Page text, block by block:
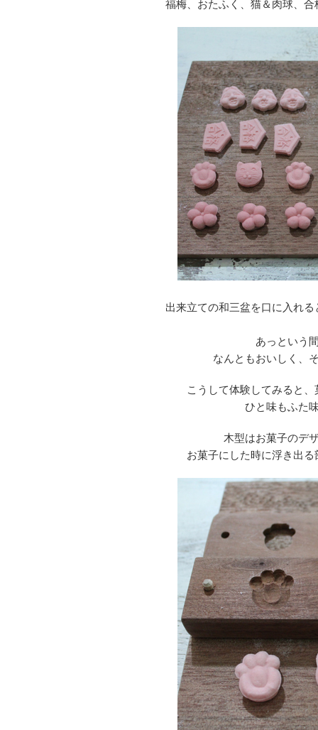
福梅、おたふく、猫＆肉球、
出来立ての和三盆を口に入れ
あっという
なんともおいしく、
こうして体験してみると
ひと味もふた
木型はお菓子のデ
お菓子にした時に浮き出